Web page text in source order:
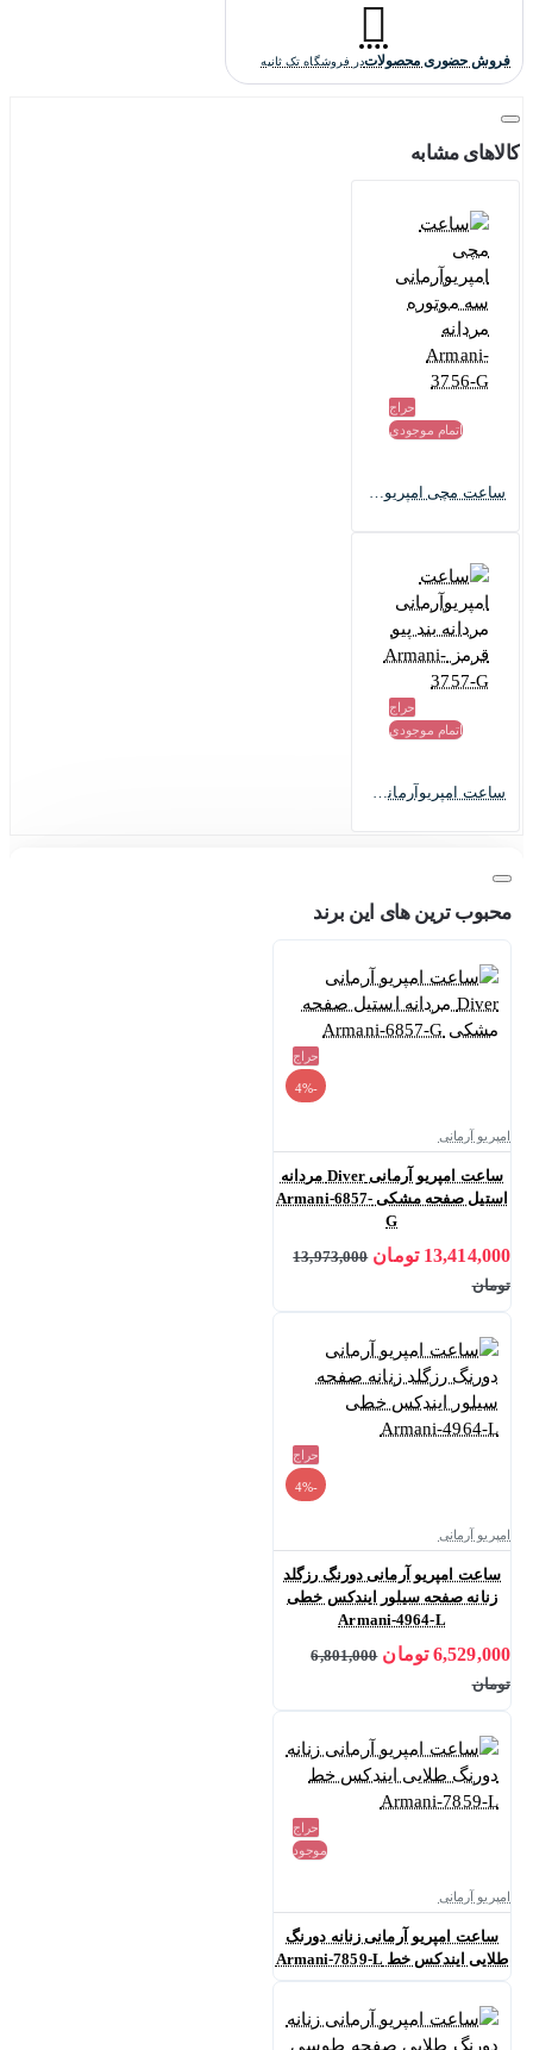
فروش حضوری محصولاتدر فروشگاه تک ثانیه
کالاهای مشابه
حراج
اتمام موجودی
ساعت مچی امپریوآرمانی سه موتوره مردانه Armani-3756-G
حراج
اتمام موجودی
ساعت امپریوآرمانی مردانه بند پیو قرمز Armani-3757-G
محبوب ترین های این برند
حراج
-4%
امپریو آرمانی
ساعت امپریو آرمانی Diver مردانه
استیل صفحه مشکی Armani-6857-
G
13,414,000 تومان
13,973,000
تومان
حراج
-4%
امپریو آرمانی
ساعت امپریو آرمانی دورنگ رزگلد
زنانه صفحه سیلور ایندکس خطی
Armani-4964-L
6,529,000 تومان
6,801,000
تومان
حراج
موجود
امپریو آرمانی
ساعت امپریو آرمانی زنانه دورنگ
طلایی ایندکس خط Armani-7859-L